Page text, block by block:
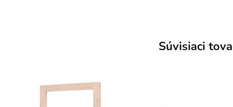
Súvisiaci